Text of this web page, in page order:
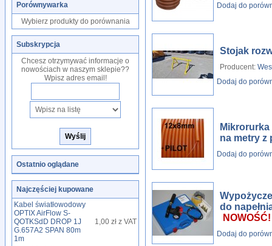
Porównywarka
Wybierz produkty do porównania
Subskrypcja
Chcesz otrzymywać informacje o
nowościach w naszym sklepie??
Wpisz adres email!
Ostatnio oglądane
Najczęściej kupowane
Kabel światłowodowy
OPTIX AirFlow S-
QOTKSdD DROP 1J
G.657A2 SPAN 80m
1m
1,00 zł z VAT
Dodaj do
Stojak
Producent:
Dodaj do
Mikrorurka
na metry z
Dodaj do
do
NOWOŚĆ!
Dodaj do